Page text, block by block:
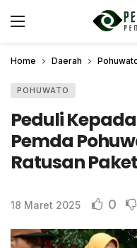
Home Daerah
POHUWATO
Peduli
Pemda
Ratusan
18 Maret 2025 0